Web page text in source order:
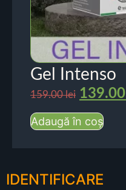
Gel Intenso
159.00lei 139.00
Adaugă în coș
IDENTIFICARE